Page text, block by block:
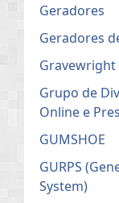
Geradores
Geradores
Gravewright
Grupo de
Online e
GUMSHOE
GURPS
System)